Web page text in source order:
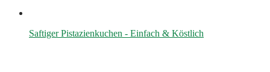
Saftiger Pistazienkuchen - Einfach & Köstlich